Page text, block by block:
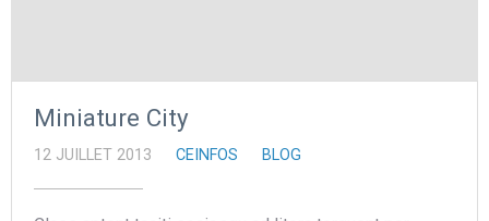
Miniature City
12 JUILLET 2013 CEINFOS BLOG